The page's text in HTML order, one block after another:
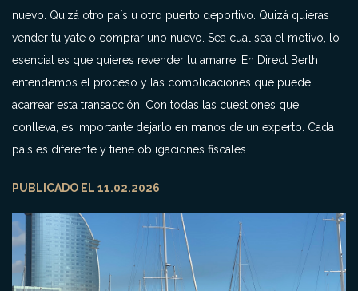
nuevo. Quizá otro país u otro puerto deportivo. Quizá quieras
vender tu yate o comprar uno nuevo. Sea cual sea el motivo, lo
esencial es que quieres revender tu amarre. En Direct Berth
entendemos el proceso y las complicaciones que puede
acarrear esta transacción. Con todas las cuestiones que
conlleva, es importante dejarlo en manos de un experto. Cada
país es diferente y tiene obligaciones fiscales.
PUBLICADO EL 11.02.2026